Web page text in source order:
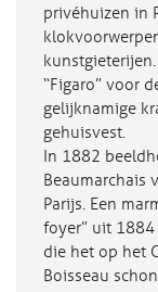
privéhuizen in
“Figaro” voor
gelijknamige
gehuisvest.
In 1882
Beaumarchais
Parijs. Een
foyer” uit
die het op het
Boisseau